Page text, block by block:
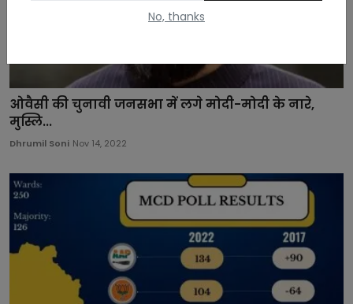
No, thanks
ओवैसी की चुनावी जनसभा में लगे मोदी-मोदी के नारे,
मुस्लि...
Dhrumil Soni Nov 14, 2022